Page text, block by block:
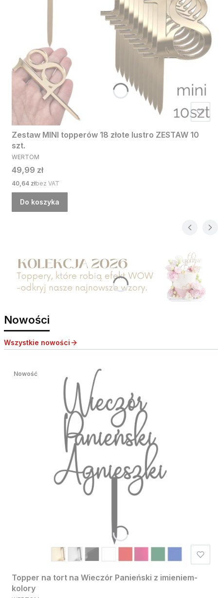
Zestaw MINI topperów 18 złote lustro ZESTAW 10
szt.
PRODUCENT
WERTOM
Cena
49,99 zł
Cena
40,64 złbez VAT
Do koszyka
Nowości
Wszystkie nowości
Nowość
Topper na tort na Wieczór Panieński z imieniem-
kolory